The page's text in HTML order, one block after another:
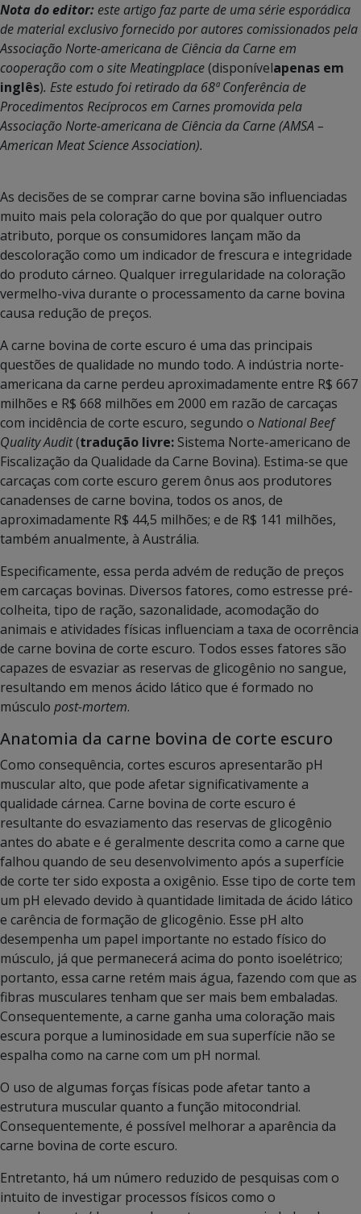
Nota do editor: este artigo faz parte de uma série esporádica
de material exclusivo fornecido por autores comissionados pela
Associação Norte-americana de Ciência da Carne em
cooperação com o site Meatingplace(disponívelapenas em
inglês). Este estudo foi retirado da 68ª Conferência de
Procedimentos Recíprocos em Carnes promovida pela
Associação Norte-americana de Ciência da Carne (AMSA –
American Meat Science Association).
As decisões de se comprar carne bovina são influenciadas
muito mais pela coloração do que por qualquer outro
atributo, porque os consumidores lançam mão da
descoloração como um indicador de frescura e integridade
do produto cárneo. Qualquer irregularidade na coloração
vermelho-viva durante o processamento da carne bovina
causa redução de preços.
A carne bovina de corte escuro é uma das principais
questões de qualidade no mundo todo. A indústria norte-
americana da carne perdeu aproximadamente entre R$ 667
milhões e R$ 668 milhões em 2000 em razão de carcaças
com incidência de corte escuro, segundo o National Beef
Quality Audit(tradução livre: Sistema Norte-americano de
Fiscalização da Qualidade da Carne Bovina). Estima-se que
carcaças com corte escuro gerem ônus aos produtores
canadenses de carne bovina, todos os anos, de
aproximadamente R$ 44,5 milhões; e de R$ 141 milhões,
também anualmente, à Austrália.
Especificamente, essa perda advém de redução de preços
em carcaças bovinas. Diversos fatores, como estresse pré-
colheita, tipo de ração, sazonalidade, acomodação do
animais e atividades físicas influenciam a taxa de ocorrência
de carne bovina de corte escuro. Todos esses fatores são
capazes de esvaziar as reservas de glicogênio no sangue,
resultando em menos ácido lático que é formado no
músculo post-mortem.
Anatomia da carne bovina de corte escuro
Como consequência, cortes escuros apresentarão pH
muscular alto, que pode afetar significativamente a
qualidade cárnea. Carne bovina de corte escuro é
resultante do esvaziamento das reservas de glicogênio
antes do abate e é geralmente descrita como a carne que
falhou quando de seu desenvolvimento após a superfície
de corte ter sido exposta a oxigênio. Esse tipo de corte tem
um pH elevado devido à quantidade limitada de ácido lático
e carência de formação de glicogênio. Esse pH alto
desempenha um papel importante no estado físico do
músculo, já que permanecerá acima do ponto isoelétrico;
portanto, essa carne retém mais água, fazendo com que as
fibras musculares tenham que ser mais bem embaladas.
Consequentemente, a carne ganha uma coloração mais
escura porque a luminosidade em sua superfície não se
espalha como na carne com um pH normal.
O uso de algumas forças físicas pode afetar tanto a
estrutura muscular quanto a função mitocondrial.
Consequentemente, é possível melhorar a aparência da
carne bovina de corte escuro.
Entretanto, há um número reduzido de pesquisas com o
intuito de investigar processos físicos como o